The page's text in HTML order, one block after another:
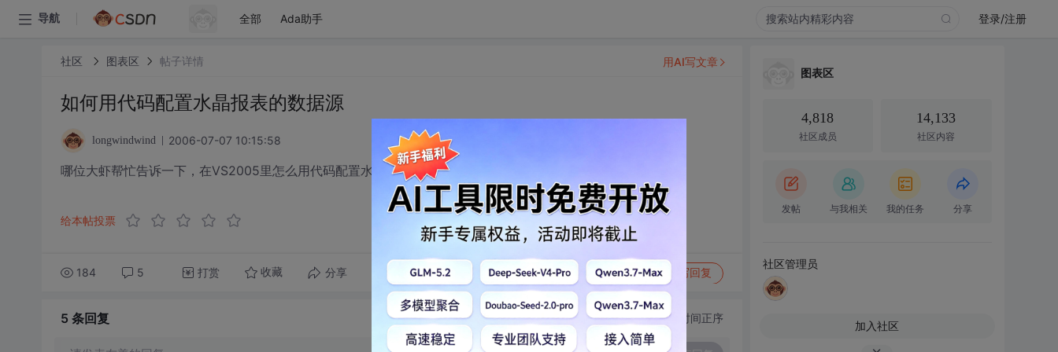
导航 全部 Ada助手 登录/注册
社区 图表区 帖子详情
如何用代码配置水晶报表的数据源
longwindwind 2006-07-07 10:15:58
哪位大虾帮忙告诉一下，在VS2005里怎么用代码配置水晶报表的数据源？
给本帖投票
184 5 打赏 收藏 分享 转发到动态 举报 写回复
用AI写文章
5 条回复 切换为时间正序
图表区
4,818
社区成员
14,133
社区内容
发帖 与我相关 我的任务 分享
社区管理员
加入社区